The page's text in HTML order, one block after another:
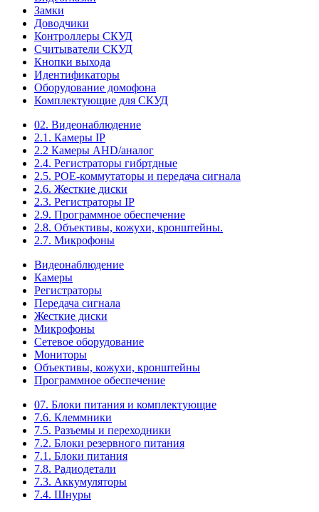
Замки
Доводчики
Контроллеры СКУД
Считыватели СКУД
Кнопки выхода
Идентификаторы
Оборудование домофона
Комплектующие для СКУД
02. Видеонаблюдение
2.1. Камеры IP
2.2 Камеры AHD/аналог
2.4. Регистраторы гибртдные
2.5. РОЕ-коммутаторы и передача сигнала
2.6. Жесткие диски
2.3. Регистраторы IP
2.9. Программное обеспечение
2.8. Объективы, кожухи, кронштейны.
2.7. Микрофоны
Видеонаблюдение
Камеры
Регистраторы
Передача сигнала
Жесткие диски
Микрофоны
Сетевое оборудование
Мониторы
Объективы, кожухи, кронштейны
Программное обеспечение
07. Блоки питания и комплектующие
7.6. Клеммники
7.5. Разъемы и переходники
7.2. Блоки резервного питания
7.1. Блоки питания
7.8. Радиодетали
7.3. Аккумуляторы
7.4. Шнуры